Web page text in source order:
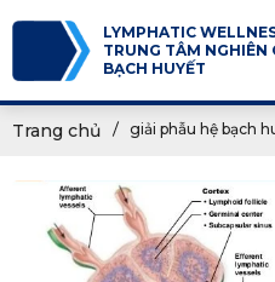
LYMPHATIC
TRUNG TÂM NGHIÊN
BẠCH HUYẾT
Trang chủ giải phẫu hệ bạch